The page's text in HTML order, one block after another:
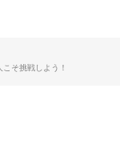
そ挑戦しよう！